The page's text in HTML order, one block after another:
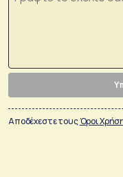
Αποδέχεστε τουςΌροι